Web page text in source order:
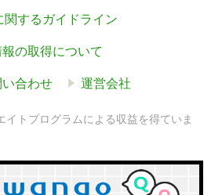
するガイドライン
の取得について
合わせ 運営会社
イトプログラムによる収益を得ていま